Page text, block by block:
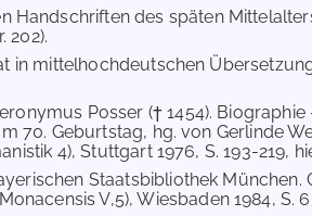
Handschriften des späten
202).
in mittelhochdeutschen
Posser († 1454). Biographie
70. Geburtstag, hg. von Gerlinde
4), Stuttgart 1976, S. 193-219,
Staatsbibliothek München.
V,5), Wiesbaden 1984, S.